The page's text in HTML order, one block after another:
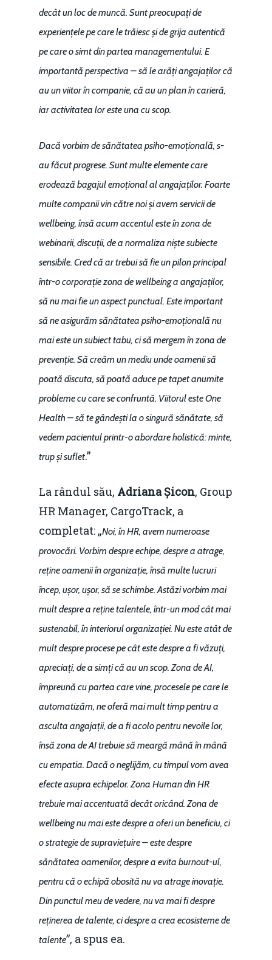
decât un loc de muncă. Sunt preocupați de
experiențele pe care le trăiesc și de grija autentică
pe care o simt din partea managementului. E
importantă perspectiva – să le arăți angajaților că
au un viitor în companie, că au un plan în carieră,
iar activitatea lor este una cu scop.
Dacă vorbim de sănătatea psiho-emoțională, s-
au făcut progrese. Sunt multe elemente care
erodează bagajul emoțional al angajaților. Foarte
multe companii vin către noi și avem servicii de
wellbeing, însă acum accentul este în zona de
webinarii, discuții, de a normaliza niște subiecte
sensibile. Cred că ar trebui să fie un pilon principal
într-o corporație zona de wellbeing a angajaților,
să nu mai fie un aspect punctual. Este important
să ne asigurăm sănătatea psiho-emoțională nu
mai este un subiect tabu, ci să mergem în zona de
prevenție. Să creăm un mediu unde oamenii să
poată discuta, să poată aduce pe tapet anumite
probleme cu care se confruntă. Viitorul este One
Health – să te gândești la o singură sănătate, să
vedem pacientul printr-o abordare holistică: minte,
trup și suflet.”
La rândul său, Adriana Șicon, Group
HR Manager, CargoTrack, a
completat: „Noi, în HR, avem numeroase
provocări. Vorbim despre echipe, despre a atrage,
reține oamenii în organizație, însă multe lucruri
încep, ușor, ușor, să se schimbe. Astăzi vorbim mai
mult despre a reține talentele, într-un mod cât mai
sustenabil, în interiorul organizației. Nu este atât de
mult despre procese pe cât este despre a fi văzuți,
apreciați, de a simți că au un scop. Zona de AI,
împreună cu partea care vine, procesele pe care le
automatizăm, ne oferă mai mult timp pentru a
asculta angajații, de a fi acolo pentru nevoile lor,
însă zona de AI trebuie să meargă mână în mână
cu empatia. Dacă o neglijăm, cu timpul vom avea
efecte asupra echipelor. Zona Human din HR
trebuie mai accentuată decât oricând. Zona de
wellbeing nu mai este despre a oferi un beneficiu, ci
o strategie de supraviețuire – este despre
sănătatea oamenilor, despre a evita burnout-ul,
pentru că o echipă obosită nu va atrage inovație.
Din punctul meu de vedere, nu va mai fi despre
reținerea de talente, ci despre a crea ecosisteme de
talente”, a spus ea.